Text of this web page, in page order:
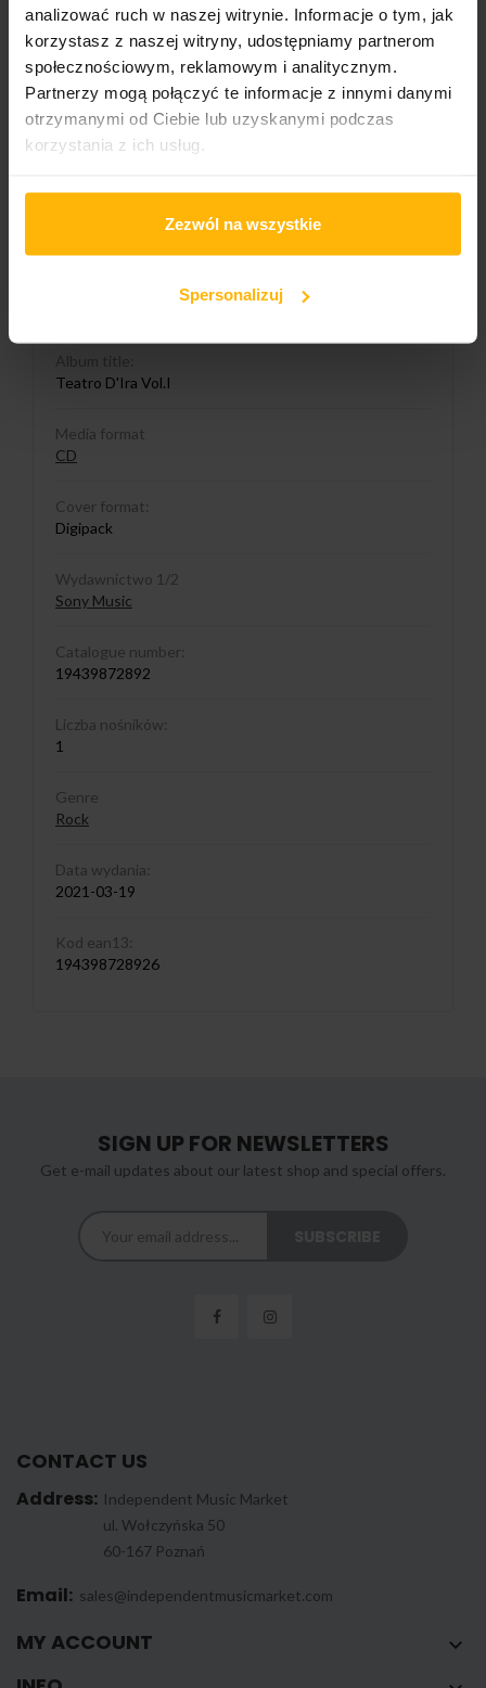
analizować ruch w naszej witrynie. Informacje o tym, jak
korzystasz z naszej witryny, udostępniamy partnerom
społecznościowym, reklamowym i analitycznym.
Partnerzy mogą połączyć te informacje z innymi danymi
otrzymanymi od Ciebie lub uzyskanymi podczas
korzystania z ich usług.
Zezwól na wszystkie
Spersonalizuj
PRODUCT DETAILS
Album year
Album title:
Teatro D'Ira Vol.I
Media format
CD
Cover format:
Digipack
Wydawnictwo 1/2
Sony Music
Catalogue number:
19439872892
Liczba nośników:
1
Genre
Rock
Data wydania:
2021-03-19
Kod ean13:
194398728926
SIGN UP FOR NEWSLETTERS
Get e-mail updates about our latest shop and special offers.
CONTACT US
Address: Independent Music Market
ul. Wołczyńska 50
60-167 Poznań
Email: sales@independentmusicmarket.com
MY ACCOUNT 